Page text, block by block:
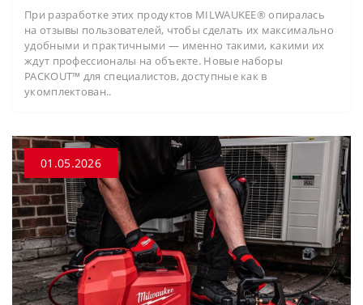
При разработке этих продуктов MILWAUKEE® опиралась
на отзывы пользователей, чтобы сделать их максимально
удобными и практичными — именно такими, какими их
ждут профессионалы на объекте. Новые наборы
PACKOUT™ для специалистов, доступные как в
укомплектован..
01.05.2026